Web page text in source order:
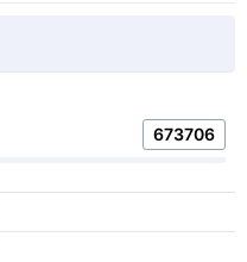
673706